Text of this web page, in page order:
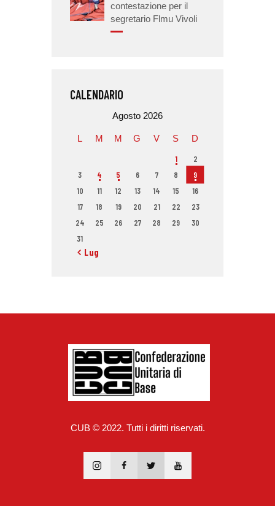
contestazione per il
segretario Flmu Vivoli
CALENDARIO
Agosto 2026
L M M G V S D
1
2
3
4 5 6 7 8
9
10
11 12 13 14 15
16
17
18 19 20 21 22
23
24
25 26 27 28 29
30
31
« Lug
CUB © 2022. Tutti i diritti riservati.